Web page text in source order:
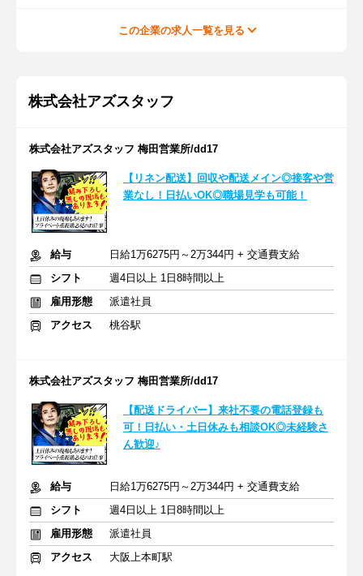
この企業の求人一覧を見る
株式会社アズスタッフ
株式会社アズスタッフ 梅田営業所/dd17
【リネン配送】回収や配送メイン◎接客や営
業なし！日払いOK◎職場見学も可能！
給与
日給1万6275円～2万344円 + 交通費支給
シフト
週4日以上 1日8時間以上
雇用形態
派遣社員
アクセス
桃谷駅
株式会社アズスタッフ 梅田営業所/dd17
【配送ドライバー】来社不要の電話登録も
可！日払い・土日休みも相談OK◎未経験さ
ん歓迎♪
給与
日給1万6275円～2万344円 + 交通費支給
シフト
週4日以上 1日8時間以上
雇用形態
派遣社員
アクセス
大阪上本町駅